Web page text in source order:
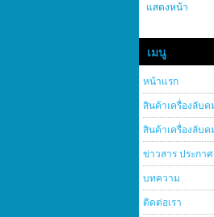
แสดงหน้า
เมนู
หน้าแรก
สินค้าเครื่องลับค
สินค้าเครื่องลับค
ข่าวสาร ประกาศ
บทความ
ติดต่อเรา